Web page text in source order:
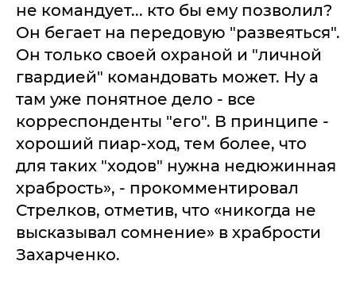
не командует... кто бы ему позволил?
Он бегает на передовую "развеяться".
Он только своей охраной и "личной
гвардией" командовать может. Ну а
там уже понятное дело - все
корреспонденты "его". В принципе -
хороший пиар-ход, тем более, что
для таких "ходов" нужна недюжинная
храбрость», - прокомментировал
Стрелков, отметив, что «никогда не
высказывал сомнение» в храбрости
Захарченко.